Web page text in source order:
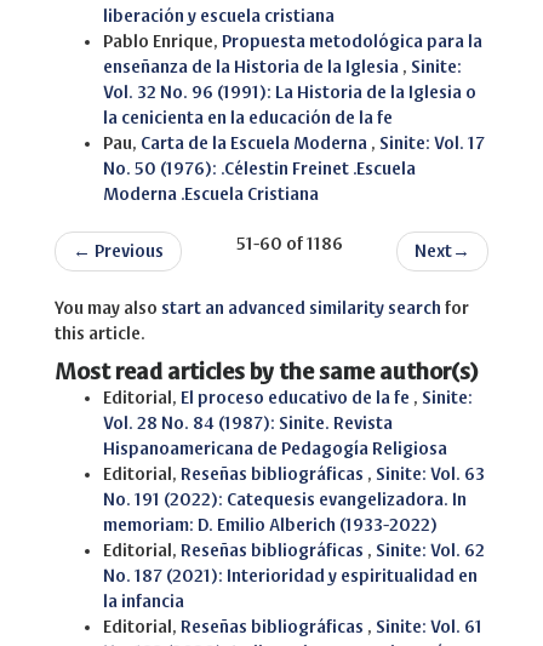
liberación y escuela cristiana
Pablo Enrique, Propuesta metodológica para la
enseñanza de la Historia de la Iglesia , Sinite:
Vol. 32 No. 96 (1991): La Historia de la Iglesia o
la cenicienta en la educación de la fe
Pau, Carta de la Escuela Moderna , Sinite: Vol. 17
No. 50 (1976): .Célestin Freinet .Escuela
Moderna .Escuela Cristiana
← Previous 51-60 of 1186 Next →
You may also start an advanced similarity search for
this article.
Most read articles by the same author(s)
Editorial, El proceso educativo de la fe , Sinite:
Vol. 28 No. 84 (1987): Sinite. Revista
Hispanoamericana de Pedagogía Religiosa
Editorial, Reseñas bibliográficas , Sinite: Vol. 63
No. 191 (2022): Catequesis evangelizadora. In
memoriam: D. Emilio Alberich (1933-2022)
Editorial, Reseñas bibliográficas , Sinite: Vol. 62
No. 187 (2021): Interioridad y espiritualidad en
la infancia
Editorial, Reseñas bibliográficas , Sinite: Vol. 61